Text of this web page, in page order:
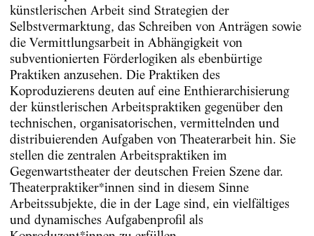
künstlerischen Arbeit sind Strategien der
Selbstvermarktung, das Schreiben von Anträgen sowie
die Vermittlungsarbeit in Abhängigkeit von
subventionierten Förderlogiken als ebenbürtige
Praktiken anzusehen. Die Praktiken des
Koproduzierens deuten auf eine Enthierarchisierung
der künstlerischen Arbeitspraktiken gegenüber den
technischen, organisatorischen, vermittelnden und
distribuierenden Aufgaben von Theaterarbeit hin. Sie
stellen die zentralen Arbeitspraktiken im
Gegenwartstheater der deutschen Freien Szene dar.
Theaterpraktiker*innen sind in diesem Sinne
Arbeitssubjekte, die in der Lage sind, ein vielfältiges
und dynamisches Aufgabenprofil als